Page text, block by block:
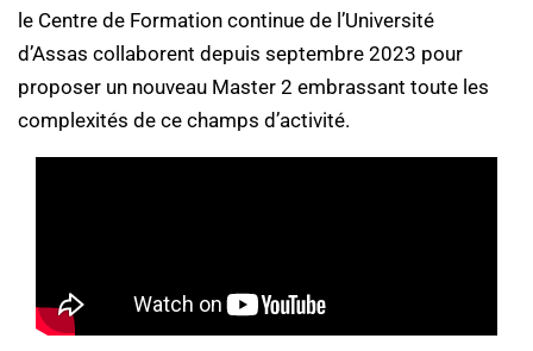
le Centre de Formation continue de l’Université
d’Assas collaborent depuis septembre 2023 pour
proposer un nouveau Master 2 embrassant toute les
complexités de ce champs d’activité.